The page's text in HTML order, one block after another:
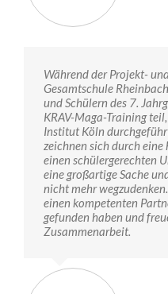
Während der Projekt-
Gesamtschule
und Schülern des 7.
KRAV-Maga-Training
Institut Köln
zeichnen sich durch
einen schülergerechten
eine großartige Sache
nicht mehr
einen kompetenten
gefunden haben und
Zusammenarbeit.